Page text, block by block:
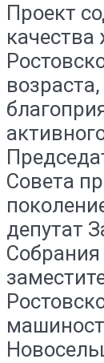
Проект
Совета
депутат
Собрания